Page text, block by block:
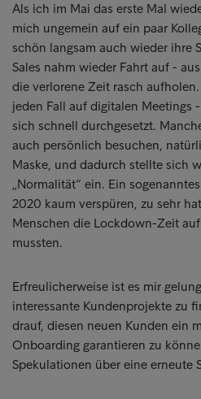
Als ich im Mai das erste Mal
mich ungemein auf ein paar
schön langsam auch wieder ihre
Sales nahm wieder Fahrt auf -
die verlorene Zeit rasch
jeden Fall auf digitalen Meetings
sich schnell durchgesetzt.
auch persönlich besuchen,
Maske, und dadurch stellte sich
„Normalität“ ein. Ein
2020 kaum verspüren, zu sehr
Menschen die Lockdown-Zeit
mussten.
Erfreulicherweise ist es mir
interessante Kundenprojekte zu
drauf, diesen neuen Kunden ein
Onboarding garantieren zu
Spekulationen über eine erneute